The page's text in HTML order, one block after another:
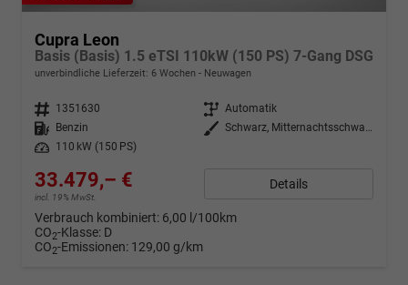
Cupra Leon
Basis (Basis) 1.5 eTSI 110kW (150 PS) 7-Gang DSG
unverbindliche Lieferzeit: 6 Wochen Neuwagen
Fahrzeugnr. 1351630 Getriebe Automatik
Kraftstoff
Benzin Außenfarbe
Schwarz, Mitternachtsschwarz (0E)
Leistung
110 kW (150 PS)
33.479,– €
incl. 19% MwSt.
Details
Verbrauch kombiniert: 6,00 l/100km
CO2-Klasse: D
CO2-Emissionen: 129,00 g/km